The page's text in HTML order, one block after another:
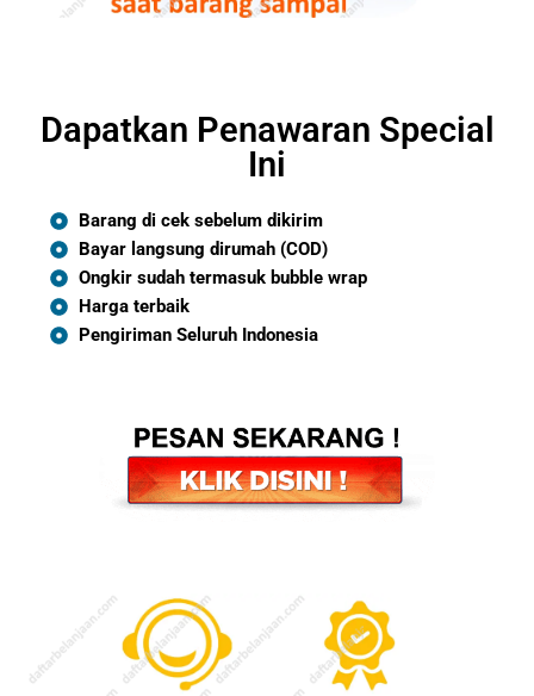
Dapatkan Penawaran Special
Ini
Barang di cek sebelum dikirim
Bayar langsung dirumah (COD)
Ongkir sudah termasuk bubble wrap
Harga terbaik
Pengiriman Seluruh Indonesia